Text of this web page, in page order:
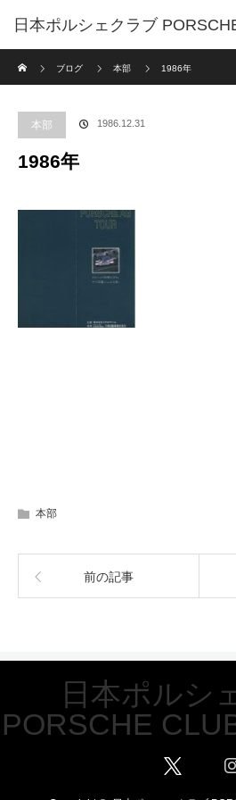
日本ポルシェクラブ
JAPANブログ
本部 1986年
本部 1986.12.31
1986年
本部
前の記事
日本ポルシ
PORSCHE
Instagram